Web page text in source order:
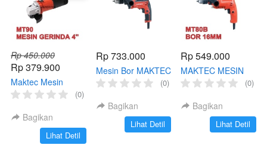
Rp 450.000
Rp 379.900
Maktec Mesin
Gerinda MT90 4
Tangan
(0)
Bagikan
`Lihat Detil
Rp 733.000
Mesin Bor MAKTEC
MT 817 Bor Impact
Makita Drill 13
(0)
Bagikan
`
Lihat Detil
Rp 549.000
MAKTEC MESIN
BOR MT80 B BOR
80 IMPACT DRILL
BETON 16 MM
(0)
Bagikan
`Lihat Detil